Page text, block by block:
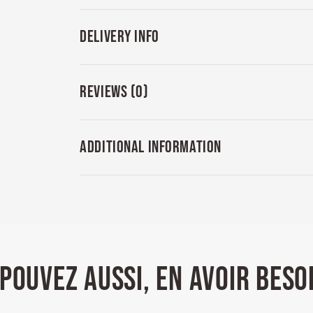
DELIVERY INFO
REVIEWS (0)
ADDITIONAL INFORMATION
AUSSI, EN AVOIR